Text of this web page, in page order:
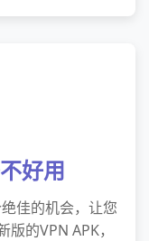
好用
佳的机会，让您
的VPN APK，